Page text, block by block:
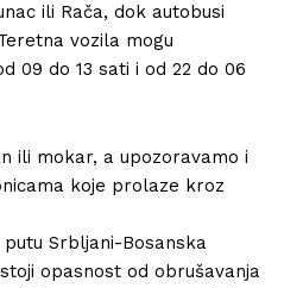
ili Rača, dok autobusi
vozila mogu
09 do 13 sati i od 22 do 06
ili mokar, a upozoravamo i
koje prolaze kroz
Srbljani-Bosanska
opasnost od obrušavanja